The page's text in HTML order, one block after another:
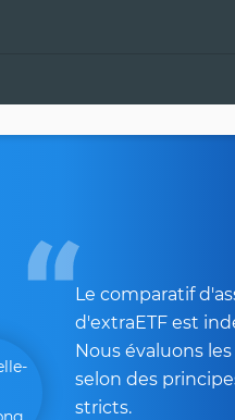
Le comparatif
d'extraETF est
Nous évaluons
selon des
stricts.